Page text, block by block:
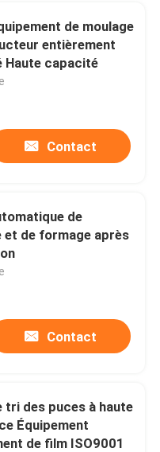
de moulage
entièrement
Haute capacité
Contact
de
et de formage après
Contact
tri des puces à haute
Équipement
de film ISO9001